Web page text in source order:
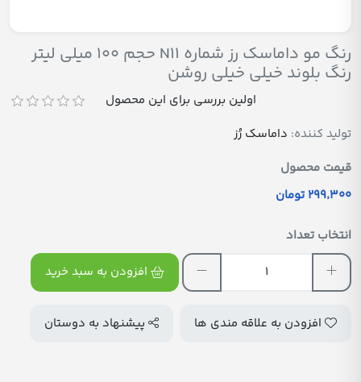
رنگ مو داماسک رز شماره N11 حجم 100 میلی لیتر
رنگ بلوند خیلی خیلی روشن
اولین بررسی برای این محصول
تولید کننده: داماسک رُز
قیمت محصول
299٬300 تومان
انتخاب تعداد
افزودن به سبد خرید
افزودن به علاقه مندی ها پیشنهاد به دوستان